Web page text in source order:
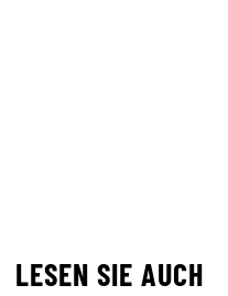
LESEN SIE AUCH